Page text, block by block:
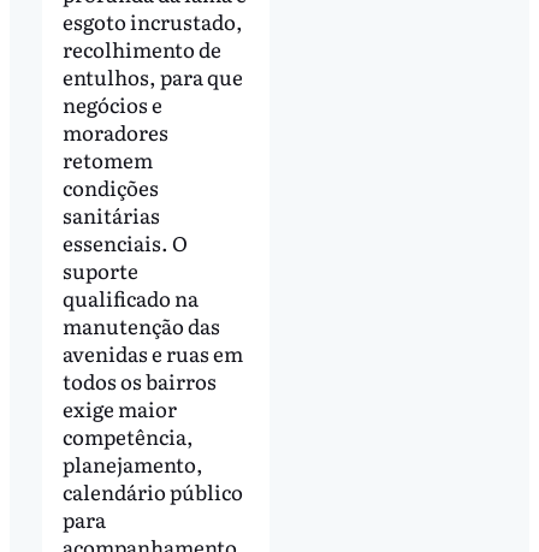
esgoto incrustado,
recolhimento de
entulhos, para que
negócios e
moradores
retomem
condições
sanitárias
essenciais. O
suporte
qualificado na
manutenção das
avenidas e ruas em
todos os bairros
exige maior
competência,
planejamento,
calendário público
para